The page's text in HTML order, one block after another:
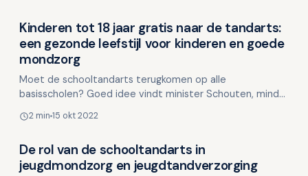
Kinderen en mondgezondheid
Kinderen tot 18 jaar gratis naar de tandarts:
een gezonde leefstijl voor kinderen en goede
mondzorg
Moet de schooltandarts terugkomen op alle
basisscholen? Goed idee vindt minister Schouten, minder
zit dat? I…
2 min 15 okt 2022
Kinderen en mondgezondheid
De rol van de schooltandarts in
jeugdmondzorg en jeugdtandverzorging